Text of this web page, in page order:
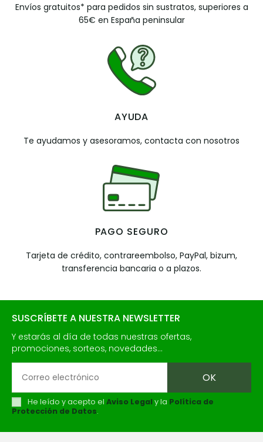
Envíos gratuitos* para pedidos sin sustratos, superiores a
65€ en España peninsular
AYUDA
Te ayudamos y asesoramos, contacta con nosotros
PAGO SEGURO
Tarjeta de crédito, contrareembolso, PayPal, bizum,
transferencia bancaria o a plazos.
SUSCRÍBETE A NUESTRA NEWSLETTER
Y estarás al día de todas nuestras ofertas,
promociones, sorteos, novedades...
He leído y acepto el Aviso Legaly la Política de
Protección de Datos.